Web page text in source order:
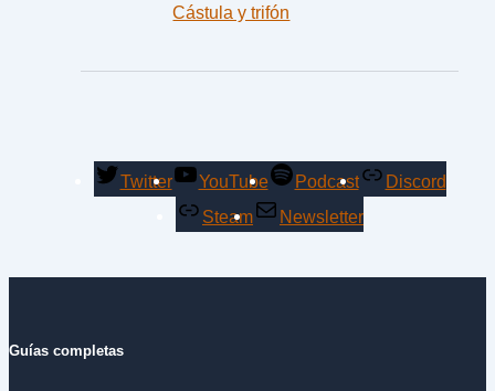
Cástula y trifón
Twitter YouTube Podcast
Discord
Steam
Newsletter
Guías completas